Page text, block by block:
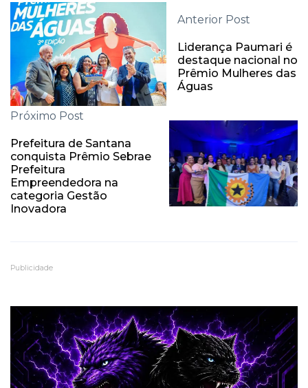
Anterior Post
Liderança Paumari é
destaque nacional no
Prêmio Mulheres das
Águas
Próximo Post
Prefeitura de Santana
conquista Prêmio Sebrae
Prefeitura
Empreendedora na
categoria Gestão
Inovadora
Publicidade